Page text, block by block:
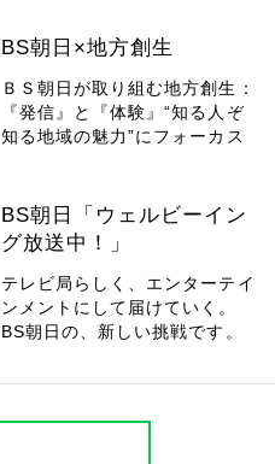
BS朝日×地方創生
ＢＳ朝日が取り組む地方創生：
『発信』と『体験』“知る人ぞ
知る地域の魅力”にフォーカス
BS朝日「ウェルビーイン
グ放送中！」
テレビ局らしく、エンターテイ
ンメントにして届けていく。
BS朝日の、新しい挑戦です。